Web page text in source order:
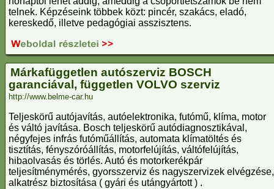
telnek. Képzéseink többek közt: pincér, szakács, eladó,
kereskedő, illetve pedagógiai asszisztens.
Márkafüggetlen autószerviz BOSCH
garanciával, független VOLVO szerviz
http://www.belme-car.hu
Teljeskörű autójavítás, autóelektronika, futómű, klíma, motor
és váltó javítása. Bosch teljeskörű autódiagnosztikával,
négyfejes infrás futóműállítás, automata klímatöltés és
tisztítás, fényszóróállítás, motorfelújítás, váltófelújítás,
hibaolvasás és törlés. Autó és motorkerékpár
teljesítménymérés, gyorsszerviz és nagyszervizek elvégzése,
alkatrész biztosítása ( gyári és utángyártott ) .